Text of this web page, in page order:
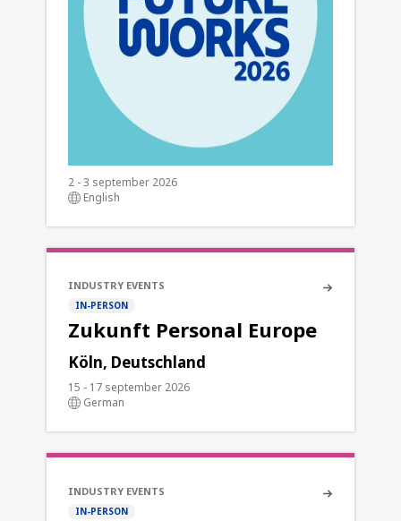
2 - 3 september 2026
English
INDUSTRY EVENTS
IN-PERSON
Zukunft Personal Europe
Köln, Deutschland
15 - 17 september 2026
German
INDUSTRY EVENTS
IN-PERSON